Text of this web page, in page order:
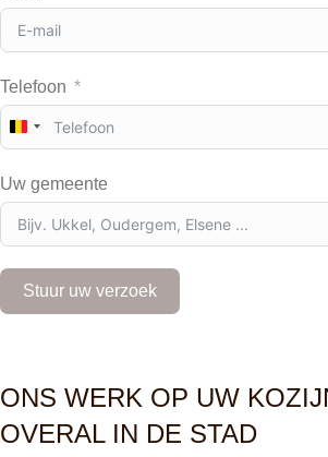
Telefoon
B
e
g
u
3
2
Uw gemeente
Stuur uw verzoek
ONS WERK OP UW
OVERAL IN DE STAD